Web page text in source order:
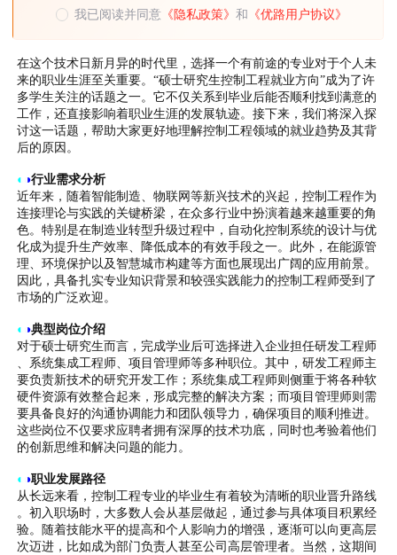
我已阅读并同意 《隐私政策》和 《优路用户协议》
在这个技术日新月异的时代里，选择一个有前途的专业对于个人未
来的职业生涯至关重要。“硕士研究生控制工程就业方向”成为了许
多学生关注的话题之一。它不仅关系到毕业后能否顺利找到满意的
工作，还直接影响着职业生涯的发展轨迹。接下来，我们将深入探
讨这一话题，帮助大家更好地理解控制工程领域的就业趋势及其背
后的原因。
◐ ◑行业需求分析
近年来，随着智能制造、物联网等新兴技术的兴起，控制工程作为
连接理论与实践的关键桥梁，在众多行业中扮演着越来越重要的角
色。特别是在制造业转型升级过程中，自动化控制系统的设计与优
化成为提升生产效率、降低成本的有效手段之一。此外，在能源管
理、环境保护以及智慧城市构建等方面也展现出广阔的应用前景。
因此，具备扎实专业知识背景和较强实践能力的控制工程师受到了
市场的广泛欢迎。
◐ ◑典型岗位介绍
对于硕士研究生而言，完成学业后可选择进入企业担任研发工程师
、系统集成工程师、项目管理师等多种职位。其中，研发工程师主
要负责新技术的研究开发工作；系统集成工程师则侧重于将各种软
硬件资源有效整合起来，形成完整的解决方案；而项目管理师则需
要具备良好的沟通协调能力和团队领导力，确保项目的顺利推进。
这些岗位不仅要求应聘者拥有深厚的技术功底，同时也考验着他们
的创新思维和解决问题的能力。
◐ ◑职业发展路径
从长远来看，控制工程专业的毕业生有着较为清晰的职业晋升路线
。初入职场时，大多数人会从基层做起，通过参与具体项目积累经
验。随着技能水平的提高和个人影响力的增强，逐渐可以向更高层
次迈进，比如成为部门负责人甚至公司高层管理者。当然，这期间